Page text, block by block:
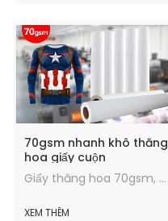
70gsm nhanh khô thăng
hoa giấy cuộn
forProcess of
Monuments
Giấy thăng hoa 70gsm, Tỷ lệ chuyển, hiệu ứng chuyển nhiệt tốt, lượng mực tối đa, tốc độ sấy nhanh, chạy trong tình trạng tốt.
XEM THÊM